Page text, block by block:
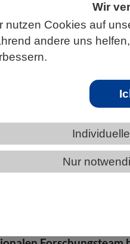
Wir
nutzen Cookies auf
andere uns
Nur
für effiziente
Grünland
die im
Professorin